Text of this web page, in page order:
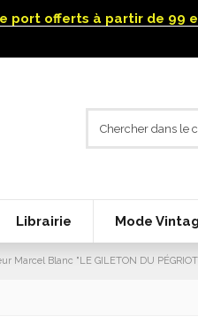
port offerts à partir de 99
Librairie Mode
Marcel Blanc "LE GILETON DU